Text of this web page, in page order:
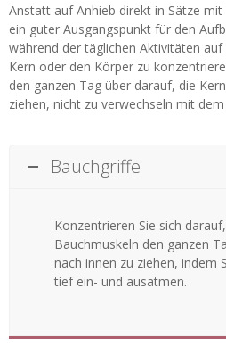
Anstatt auf Anhieb direkt in Sätze
ein guter Ausgangspunkt für den
während der täglichen Aktivitäten
Kern oder den Körper zu
den ganzen Tag über darauf, die
ziehen, nicht zu verwechseln mit
Bauchgriffe
Konzentrieren Sie sich
Bauchmuskeln den ganzen
nach innen zu ziehen, indem
tief ein- und ausatmen.